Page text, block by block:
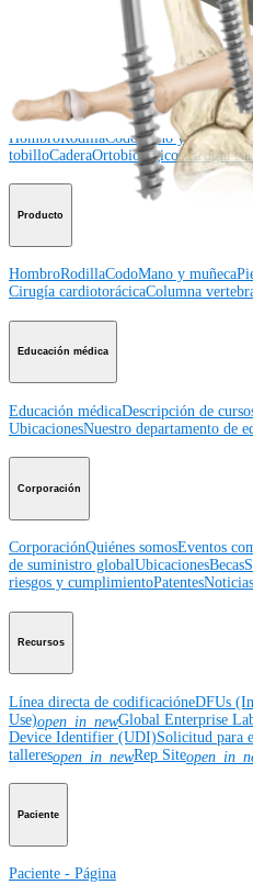
HombroRodillaCodoMano y muñeca
tobilloCaderaOrtobiológicosCirugía
Producto
HombroRodillaCodoMano y muñeca
Cirugía cardiotorácicaColumna
Educación médica
Educación médicaDescripción de
UbicacionesNuestro departamento de
Corporación
CorporaciónQuiénes somosEventos
de suministro globalUbicacionesBecas
riesgos y cumplimientoPatentesNoticias
Recursos
Línea directa de codificacióneDFUs
Use)open_in_newGlobal Enterprise
Device Identifier (UDI)Solicitud para
talleresopen_in_newRep Site
Paciente
Paciente - Página